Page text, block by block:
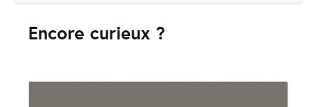
Encore curieux ?